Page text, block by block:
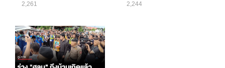
2,261
2,244